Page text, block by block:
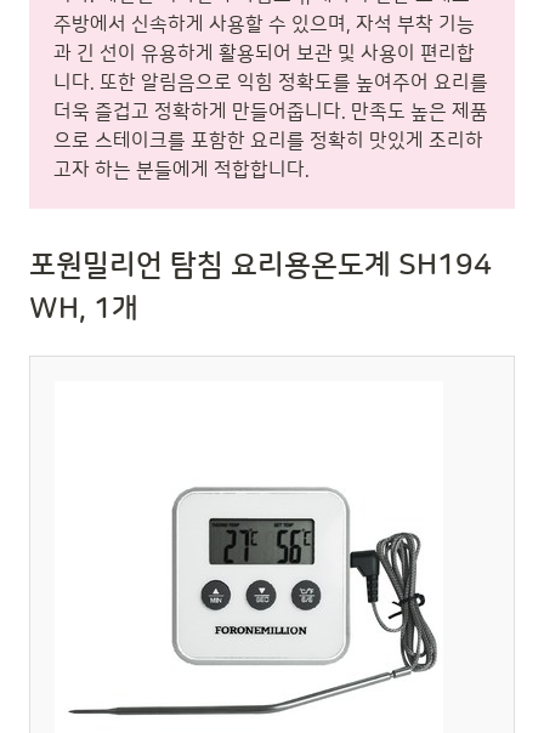
주방에서 신속하게 사용할 수 있으며, 자석 부착 기능
과 긴 선이 유용하게 활용되어 보관 및 사용이 편리합
니다. 또한 알림음으로 익힘 정확도를 높여주어 요리를
더욱 즐겁고 정확하게 만들어줍니다. 만족도 높은 제품
으로 스테이크를 포함한 요리를 정확히 맛있게 조리하
고자 하는 분들에게 적합합니다.
포원밀리언 탐침 요리용온도계 SH194
WH, 1개